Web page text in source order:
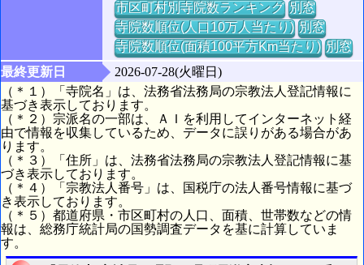
市区町村別寺院数ランキング 別窓
寺院数順位(人口10万人当たり) 別窓
寺院数順位(面積100平方Km当たり) 別窓
最終更新日
2026-07-28(火曜日)
（＊１）「寺院名」は、法務省法務局の宗教法人登記情報に
基づき表示しております。
（＊２）宗派名の一部は、ＡＩを利用してインターネット経
由で情報を収集しているため、データに誤りがある場合があ
ります。
（＊３）「住所」は、法務省法務局の宗教法人登記情報に基
づき表示しております。
（＊４）「宗教法人番号」は、国税庁の法人番号情報に基づ
き表示しております。
（＊５）都道府県・市区町村の人口、面積、世帯数などの情
報は、総務庁統計局の国勢調査データを基に計算していま
す。